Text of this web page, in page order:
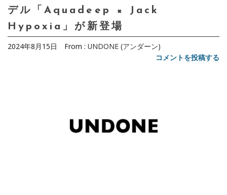
デル「Aquadeep × Jack
Hypoxia」が新登場
2024年8月15日 From : UNDONE (アンダーン)
コメントを投稿する